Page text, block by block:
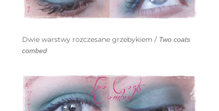
Dwie warstwy rozczesane grzebykiem / Two coats
combed